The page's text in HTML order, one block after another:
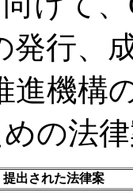
発行、
進機構
の法
提出された法律案